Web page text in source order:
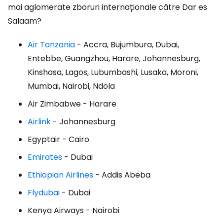
mai aglomerate zboruri internaționale către Dar es
Salaam?
Air Tanzania - Accra, Bujumbura, Dubai,
Entebbe, Guangzhou, Harare, Johannesburg,
Kinshasa, Lagos, Lubumbashi, Lusaka, Moroni,
Mumbai, Nairobi, Ndola
Air Zimbabwe - Harare
Airlink - Johannesburg
Egyptair - Cairo
Emirates - Dubai
Ethiopian Airlines - Addis Abeba
Flydubai - Dubai
Kenya Airways - Nairobi